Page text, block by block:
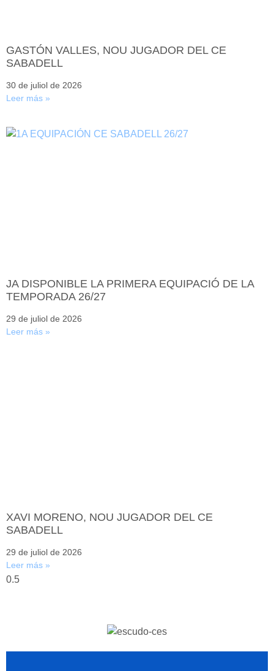
GASTÓN VALLES, NOU JUGADOR DEL CE
SABADELL
30 de juliol de 2026
Leer más »
JA DISPONIBLE LA PRIMERA EQUIPACIÓ DE LA
TEMPORADA 26/27
29 de juliol de 2026
Leer más »
XAVI MORENO, NOU JUGADOR DEL CE
SABADELL
29 de juliol de 2026
Leer más »